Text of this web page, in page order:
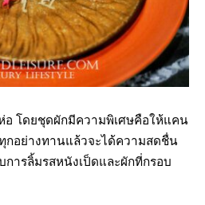
โดยชุดผักมีความพิเศษคือให้แคน
กอย่างทานแล้วจะได้ความสดชื่น
ารลิ้มรสหนังเป็ดและผักที่กรอบ